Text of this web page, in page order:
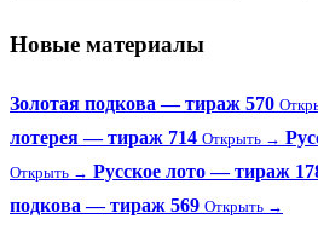
Новые материалы
Золотая подкова — тираж 570
лотерея — тираж 714 Открыть →
Открыть → Русское лото — тираж
подкова — тираж 569 Открыть →